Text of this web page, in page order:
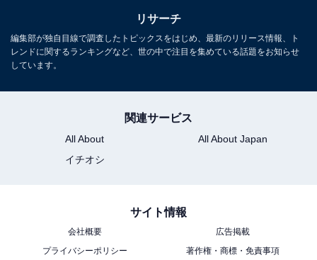
※回答者からのコメントは原文ママです
次ページ
リサーチ
編集部が独自目線で調査したトピックスをはじめ、最新のリリース情報、ト
レンドに関するランキングなど、世の中で注目を集めている話題をお知らせ
しています。
関連サービス
All About
All About Japan
イチオシ
サイト情報
会社概要
広告掲載
プライバシーポリシー
著作権・商標・免責事項